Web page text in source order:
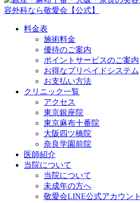
料金表
施術料金
優待のご案内
ポイントサービスのご案内
お得なプリペイドシステム
お支払い方法
クリニック一覧
アクセス
東京銀座院
東京麻布十番院
大阪四ツ橋院
奈良学園前院
医師紹介
当院について
当院について
未成年の方へ
敬愛会LINE公式アカウント